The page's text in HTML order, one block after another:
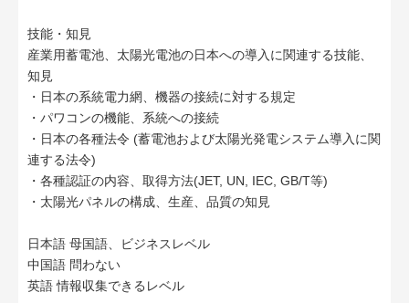
技能・知見
産業用蓄電池、太陽光電池の日本への導入に関連する技能、
知見
・日本の系統電力網、機器の接続に対する規定
・パワコンの機能、系統への接続
・日本の各種法令 (蓄電池および太陽光発電システム導入に関
連する法令)
・各種認証の内容、取得方法(JET, UN, IEC, GB/T等)
・太陽光パネルの構成、生産、品質の知見
日本語 母国語、ビジネスレベル
中国語 問わない
英語 情報収集できるレベル